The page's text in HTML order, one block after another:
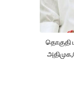
தொகுதி